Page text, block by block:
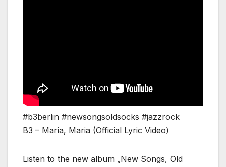
#b3berlin #newsongsoldsocks #jazzrock
B3 – Maria, Maria (Official Lyric Video)
Listen to the new album „New Songs, Old